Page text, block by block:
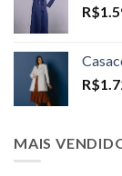
R$
R$
MAIS